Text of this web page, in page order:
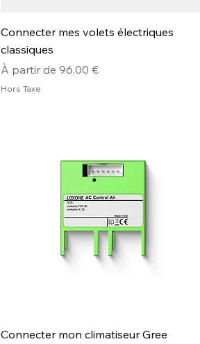
Connecter mes volets électriques
classiques
À partir de 96,00 €
Prix promotionnel
Hors Taxe
Connecter mon climatiseur Gree